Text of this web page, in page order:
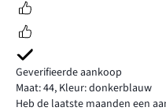
Geverifieerde aankoop
Maat: 44, Kleur: donkerblauw
Heb de laatste maanden een